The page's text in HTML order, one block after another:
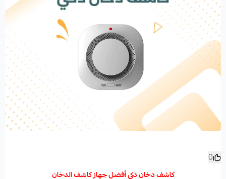
0
كاشف دخان ذكي أفضل جهاز كاشف الدخان